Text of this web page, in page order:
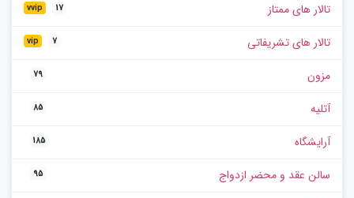
تالار های ممتاز vvip 17
تالار های تشریفاتی vip 7
مزون 79
آتلیه 85
آرایشگاه 185
سالن عقد و محضر ازدواج 95